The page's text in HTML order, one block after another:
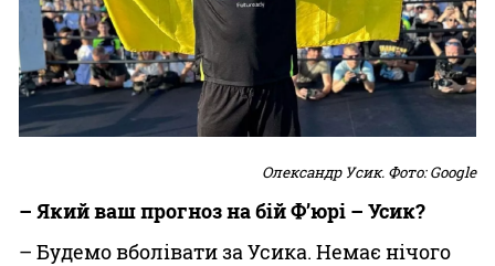
Олександр Усик. Фото: Google
– Який ваш прогноз на бій Ф’юрі – Усик?
– Будемо вболівати за Усика. Немає нічого